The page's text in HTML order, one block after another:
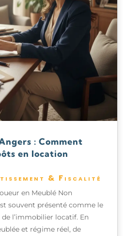
: Comment
en location
& Fiscalité
en Meublé Non
souvent présenté comme le
de l’immobilier locatif. En
et régime réel, de